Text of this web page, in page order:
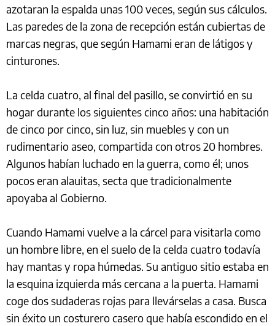
azotaran la espalda unas 100 veces, según sus cálculos.
Las paredes de la zona de recepción están cubiertas de
marcas negras, que según Hamami eran de látigos y
cinturones.
La celda cuatro, al final del pasillo, se convirtió en su
hogar durante los siguientes cinco años: una habitación
de cinco por cinco, sin luz, sin muebles y con un
rudimentario aseo, compartida con otros 20 hombres.
Algunos habían luchado en la guerra, como él; unos
pocos eran alauitas, secta que tradicionalmente
apoyaba al Gobierno.
Cuando Hamami vuelve a la cárcel para visitarla como
un hombre libre, en el suelo de la celda cuatro todavía
hay mantas y ropa húmedas. Su antiguo sitio estaba en
la esquina izquierda más cercana a la puerta. Hamami
coge dos sudaderas rojas para llevárselas a casa. Busca
sin éxito un costurero casero que había escondido en el